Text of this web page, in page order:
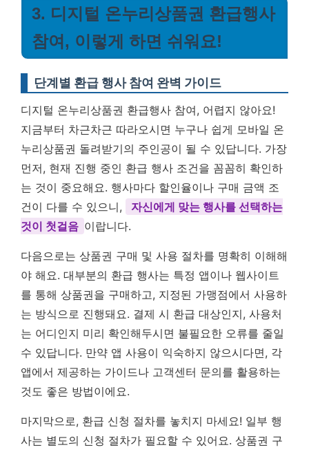
3. 디지털 온누리상품권 환급행사
참여, 이렇게 하면 쉬워요!
단계별 환급 행사 참여 완벽 가이드
디지털 온누리상품권 환급행사 참여, 어렵지 않아요!
지금부터 차근차근 따라오시면 누구나 쉽게 모바일 온
누리상품권 돌려받기의 주인공이 될 수 있답니다. 가장
먼저, 현재 진행 중인 환급 행사 조건을 꼼꼼히 확인하
는 것이 중요해요. 행사마다 할인율이나 구매 금액 조
건이 다를 수 있으니,
자신에게 맞는 행사를 선택하는
것이 첫걸음 이랍니다.
다음으로는 상품권 구매 및 사용 절차를 명확히 이해해
야 해요. 대부분의 환급 행사는 특정 앱이나 웹사이트
를 통해 상품권을 구매하고, 지정된 가맹점에서 사용하
는 방식으로 진행돼요. 결제 시 환급 대상인지, 사용처
는 어디인지 미리 확인해두시면 불필요한 오류를 줄일
수 있답니다. 만약 앱 사용이 익숙하지 않으시다면, 각
앱에서 제공하는 가이드나 고객센터 문의를 활용하는
것도 좋은 방법이에요.
마지막으로, 환급 신청 절차를 놓치지 마세요! 일부 행
사는 별도의 신청 절차가 필요할 수 있어요. 상품권 구